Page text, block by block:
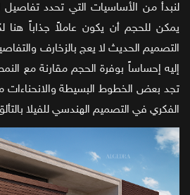
لنبدأ من الأساسيات التي تحدد تفاصيل
يمكن للحجم أن يكون عاملاً جذاباً
التصميم الحديث لا يعج بالزخارف
إليه إحساساً بوفرة الحجم مقارنة مع
تجد بعض الخطوط البسيطة والانحناءات
الفكري في التصميم الهندسي للفيلا